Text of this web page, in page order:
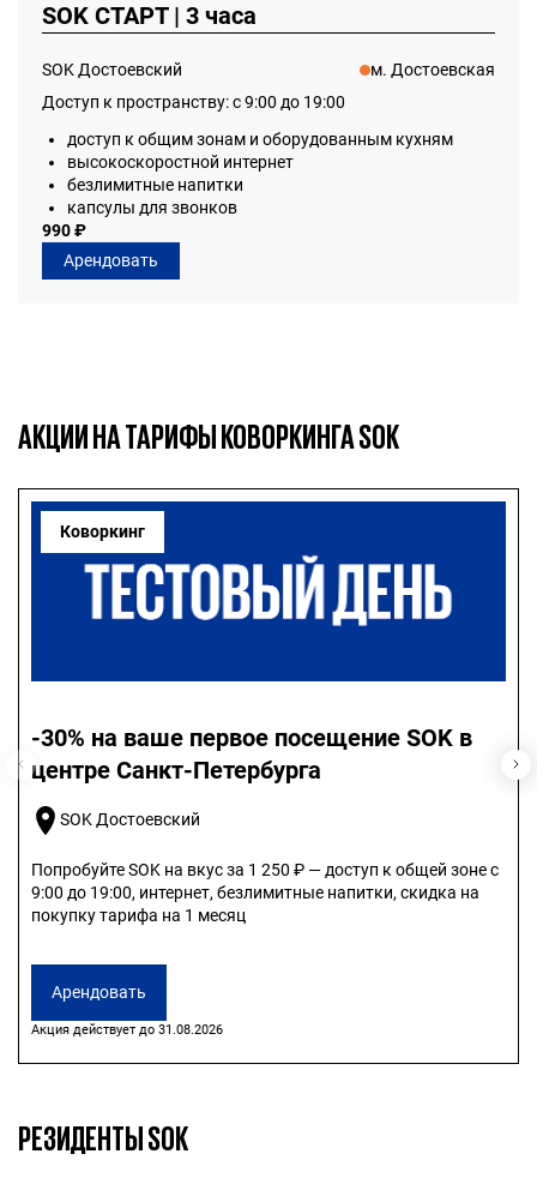
SOK СТАРТ | 3 часа
SOK Достоевский
м. Достоевская
Доступ к пространству: с 9:00 до 19:00
доступ к общим зонам и оборудованным кухням
высокоскоростной интернет
безлимитные напитки
капсулы для звонков
990 ₽
Арендовать
АКЦИИ НА ТАРИФЫ КОВОРКИНГА SOK
Коворкинг
-30% на ваше первое посещение SOK в
центре Санкт-Петербурга
SOK Достоевский
Попробуйте SOK на вкус за 1 250 ₽ — доступ к общей зоне с
9:00 до 19:00, интернет, безлимитные напитки, скидка на
покупку тарифа на 1 месяц
Арендовать
Акция действует до 31.08.2026
РЕЗИДЕНТЫ SOK